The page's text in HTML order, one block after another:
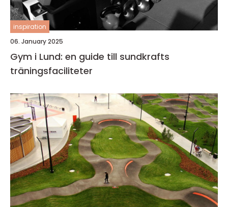
inspiration
06. January 2025
Gym i Lund: en guide till sundkrafts
träningsfaciliteter